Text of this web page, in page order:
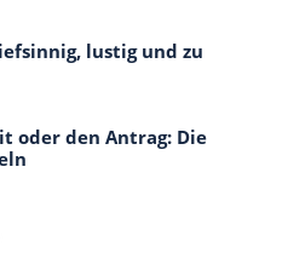
lustig und zu
oder den Antrag: Die